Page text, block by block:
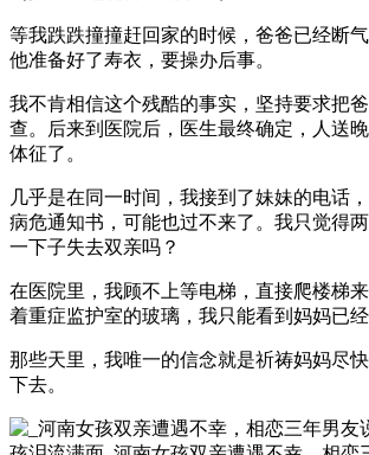
等我跌跌撞撞赶回家的时候，爸爸已经断
他准备好了寿衣，要操办后事。
我不肯相信这个残酷的事实，坚持要求把
查。后来到医院后，医生最终确定，人送
体征了。
几乎是在同一时间，我接到了妹妹的电话
病危通知书，可能也过不来了。我只觉得
一下子失去双亲吗？
在医院里，我顾不上等电梯，直接爬楼梯
着重症监护室的玻璃，我只能看到妈妈已经
那些天里，我唯一的信念就是祈祷妈妈尽
下去。